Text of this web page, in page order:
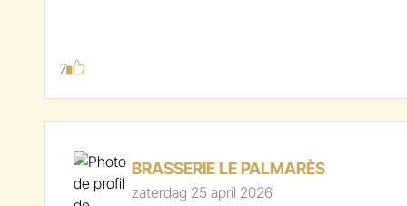
💡 Show lumineux chaque soir
l’ambiance unique des Francos ! 🎶
📍 Où ? Devant Le Palmarès
7
BRASSERIE LE PALMARÈS
zaterdag 25 april 2026